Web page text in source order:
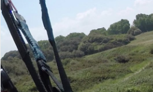
CONTACT LE PREDAIRE
LA BOUTINARDIÈRE
AUTRES SITES DE VOL